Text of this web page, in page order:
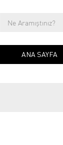
ANA SAYFA